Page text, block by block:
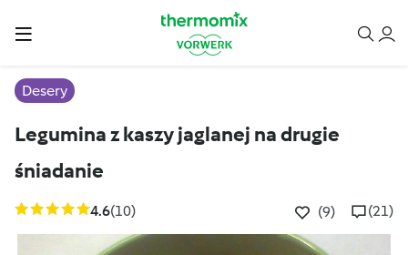
Desery
Legumina z kaszy jaglanej na drugie
śniadanie
4.6(10) (9) (21)